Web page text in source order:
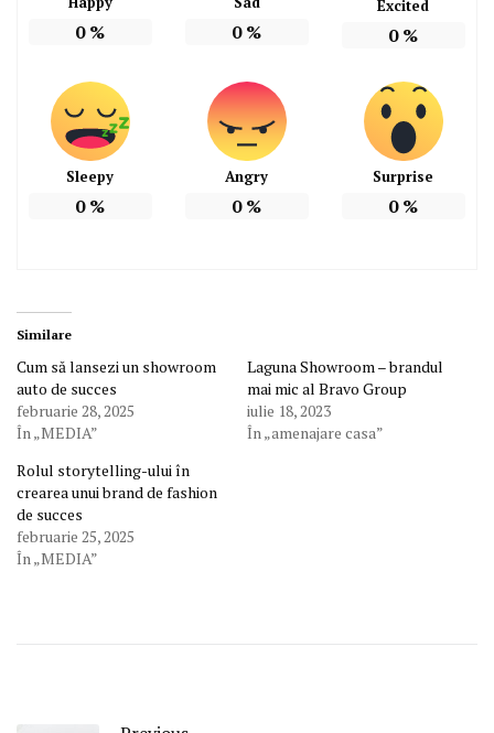
0% 0%
Excited
0%
Sleepy
0%
Angry
0%
Surprise
0%
Similare
Cum să lansezi un showroom
auto de succes
februarie 28, 2025
În „MEDIA”
Laguna Showroom – brandul
mai mic al Bravo Group
iulie 18, 2023
În „amenajare casa”
Rolul storytelling-ului în
crearea unui brand de fashion
de succes
februarie 25, 2025
În „MEDIA”